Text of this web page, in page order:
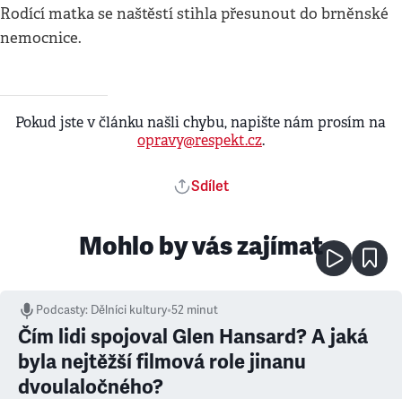
Rodící matka se naštěstí stihla přesunout do brněnské
nemocnice.
Pokud jste v článku našli chybu, napište nám prosím na
opravy@respekt.cz.
Sdílet
Mohlo by vás zajímat
Podcasty: Dělníci kultury•52 minut
Čím lidi spojoval Glen Hansard? A jaká
byla nejtěžší filmová role jinanu
dvoulaločného?